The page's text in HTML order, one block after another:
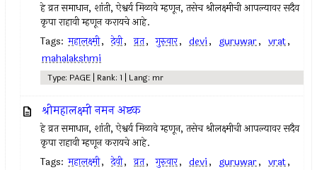
हे व्रत समाधान, शांती, ऐश्वर्य मिळावे म्हणून, तसेच श्रीलक्ष्मीची आपल्यावर सदैव
कृपा राहावी म्हणून करायचे आहे.
Tags: महालक्ष्मी, देवी, व्रत, गुरुवार, devi, guruwar, vrat,
mahalakshmi
Type: PAGE | Rank: 1 | Lang: mr
श्रीमहालक्ष्मी नमन अष्टक
हे व्रत समाधान, शांती, ऐश्वर्य मिळावे म्हणून, तसेच श्रीलक्ष्मीची आपल्यावर सदैव
कृपा राहावी म्हणून करायचे आहे.
Tags: महालक्ष्मी, देवी, व्रत, गुरुवार, devi, guruwar, vrat,